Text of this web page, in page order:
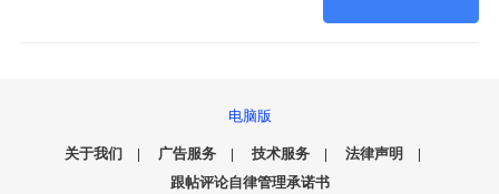
电脑版
关于我们 | 广告服务| 技术服务| 法律声明 |
跟帖评论自律管理承诺书